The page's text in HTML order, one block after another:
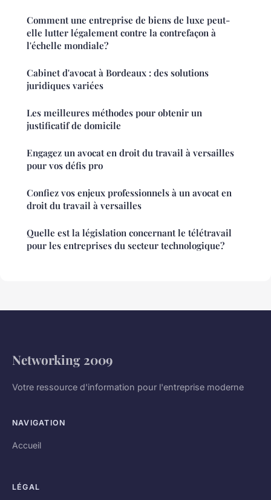
Comment une entreprise de biens de luxe peut-
elle lutter légalement contre la contrefaçon à
l'échelle mondiale?
Cabinet d'avocat à Bordeaux : des solutions
juridiques variées
Les meilleures méthodes pour obtenir un
justificatif de domicile
Engagez un avocat en droit du travail à versailles
pour vos défis pro
Confiez vos enjeux professionnels à un avocat en
droit du travail à versailles
Quelle est la législation concernant le télétravail
pour les entreprises du secteur technologique?
Networking 2009
Votre ressource d'information pour l'entreprise moderne
NAVIGATION
Accueil
LÉGAL